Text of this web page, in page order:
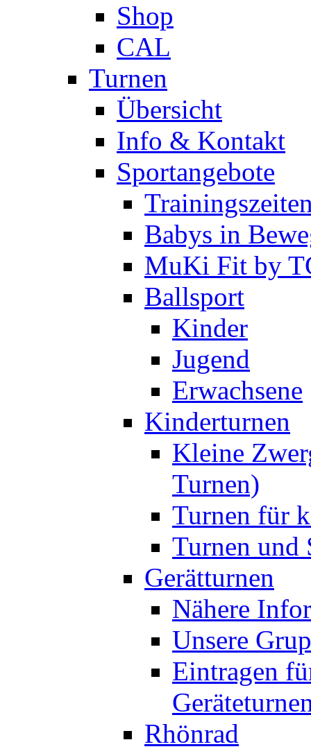
Shop
CAL
Turnen
Übersicht
Info & Kontakt
Sportangebote
Babys in
MuKi Fit by
Ballsport
Kinder
Jugend
Erwachsene
Kinderturnen
Kleine
Turnen)
Turnen für
Turnen und
Gerätturnen
Nähere
Unsere
Eintragen
Rhönrad